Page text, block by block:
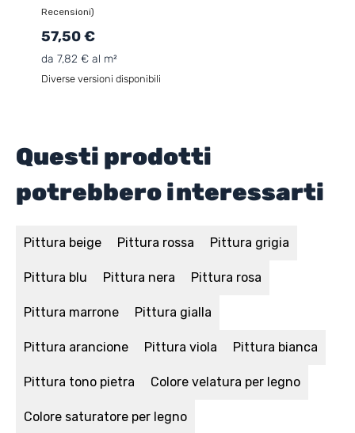
Recensioni)
57,50 €
da 7,82 € al m²
Diverse versioni disponibili
Questi prodotti
potrebbero interessarti
Pittura beige Pittura rossa Pittura grigia
Pittura blu Pittura nera Pittura rosa
Pittura marrone Pittura gialla
Pittura arancione Pittura viola Pittura bianca
Pittura tono pietra Colore velatura per legno
Colore saturatore per legno